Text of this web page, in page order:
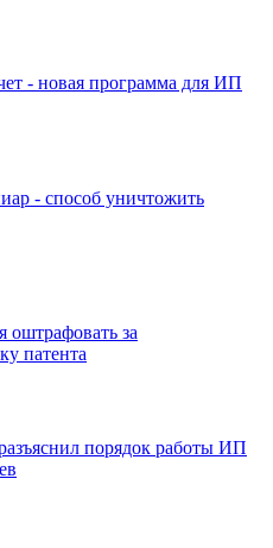
- новая программа для ИП
- способ уничтожить
оштрафовать за
патента
порядок работы ИП